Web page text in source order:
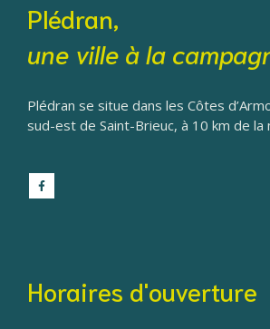
Plédran,
une ville à la
Plédran se situe dans les Côtes
sud-est de Saint-Brieuc, à 10 km de la
Horaires d'ouverture